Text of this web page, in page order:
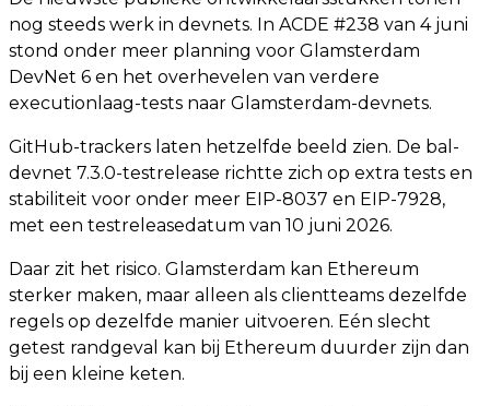
nog steeds werk in devnets. In ACDE #238 van 4 juni
stond onder meer planning voor Glamsterdam
DevNet 6 en het overhevelen van verdere
executionlaag-tests naar Glamsterdam-devnets.
GitHub-trackers laten hetzelfde beeld zien. De bal-
devnet 7.3.0-testrelease richtte zich op extra tests en
stabiliteit voor onder meer EIP-8037 en EIP-7928,
met een testreleasedatum van 10 juni 2026.
Daar zit het risico. Glamsterdam kan Ethereum
sterker maken, maar alleen als clientteams dezelfde
regels op dezelfde manier uitvoeren. Eén slecht
getest randgeval kan bij Ethereum duurder zijn dan
bij een kleine keten.